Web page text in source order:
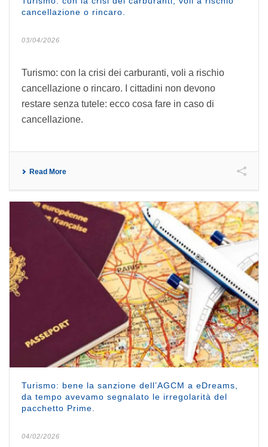
cancellazione o rincaro.
03/04/2026
Turismo: con la crisi dei carburanti, voli a rischio
cancellazione o rincaro. I cittadini non devono
restare senza tutele: ecco cosa fare in caso di
cancellazione.
Read More
Turismo: bene la sanzione dell’AGCM a eDreams,
da tempo avevamo segnalato le irregolarità del
pacchetto Prime.
04/02/2026